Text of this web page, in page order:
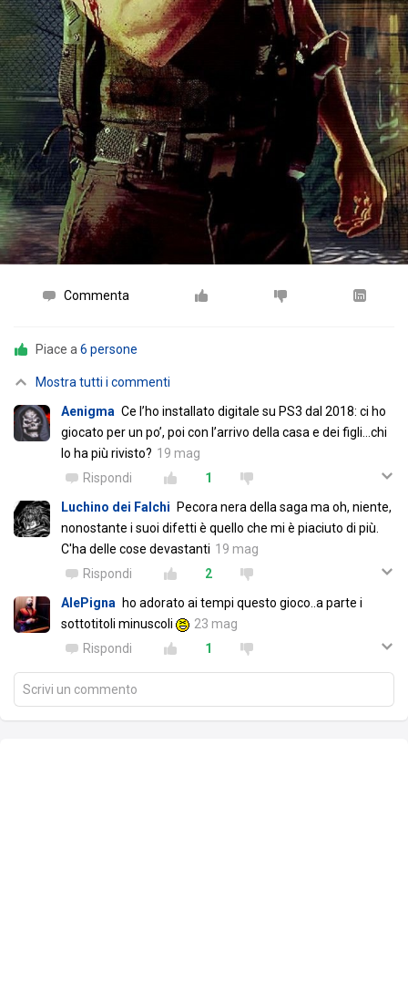
Commenta
Piace a 6 persone
Mostra tutti i commenti
Aenigma Ce l’ho installato digitale su PS3 dal 2018: ci ho
giocato per un po’, poi con l’arrivo della casa e dei figli…chi
lo ha più rivisto? 19 mag
Rispondi
1
Luchino dei Falchi
Pecora nera della saga ma oh, niente,
nonostante i suoi difetti è quello che mi è piaciuto di più.
C'ha delle cose devastanti 19 mag
Rispondi
2
AlePigna
ho adorato ai tempi questo gioco..a parte i
sottotitoli minuscoli
23 mag
Rispondi
1
Scrivi un commento